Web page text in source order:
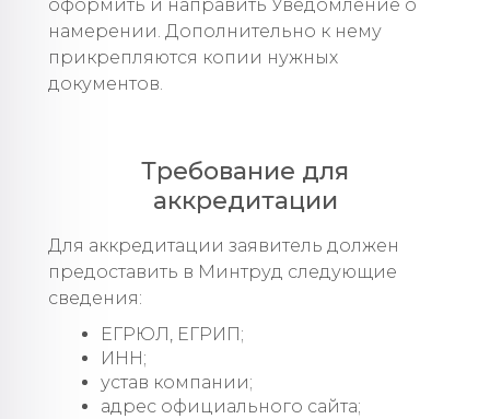
оформить и направить Уведомление о
намерении. Дополнительно к нему
прикрепляются копии нужных
документов.
Требование для
аккредитации
Для аккредитации заявитель должен
предоставить в Минтруд следующие
сведения:
ЕГРЮЛ, ЕГРИП;
ИНН;
устав компании;
адрес официального сайта;